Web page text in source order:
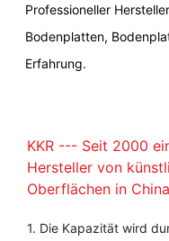
Professioneller
Bodenplatten,
Erfahrung.
KKR --- Seit 2000
Hersteller von
Oberflächen in
1. Die Kapazität wird